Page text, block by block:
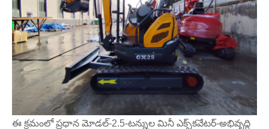
ఈ క్రమంలో ప్రధాన మోడల్-2.5-టన్నుల మినీ ఎక్స్‌కవేటర్-అభివృద్ధి